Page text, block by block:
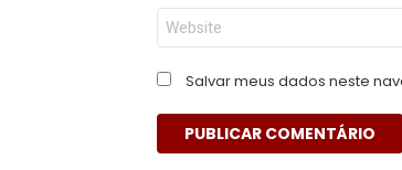
Site
Salvar meus dados neste